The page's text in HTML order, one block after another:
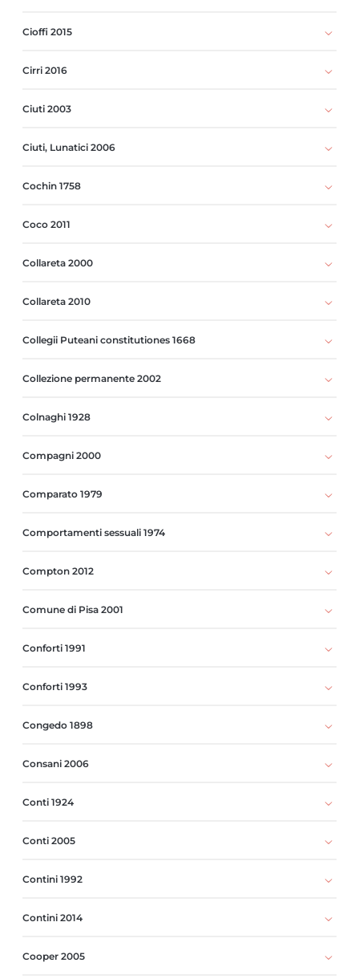
Cioffi 2015
Cirri 2016
Ciuti 2003
Ciuti, Lunatici 2006
Cochin 1758
Coco 2011
Collareta 2000
Collareta 2010
Collegii Puteani constitutiones 1668
Collezione permanente 2002
Colnaghi 1928
Compagni 2000
Comparato 1979
Comportamenti sessuali 1974
Compton 2012
Comune di Pisa 2001
Conforti 1991
Conforti 1993
Congedo 1898
Consani 2006
Conti 1924
Conti 2005
Contini 1992
Contini 2014
Cooper 2005